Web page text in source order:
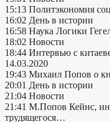
15:13 Политэкономия
16:02 День в истории
16:58 Наука Логики
18:02 Новости
18:44 Интервью с
14.03.2020
19:43 Михаил Попов о
20:01 День в истории
21:04 Новости
21:41 М.Попов Кейнс,
трудящегося…